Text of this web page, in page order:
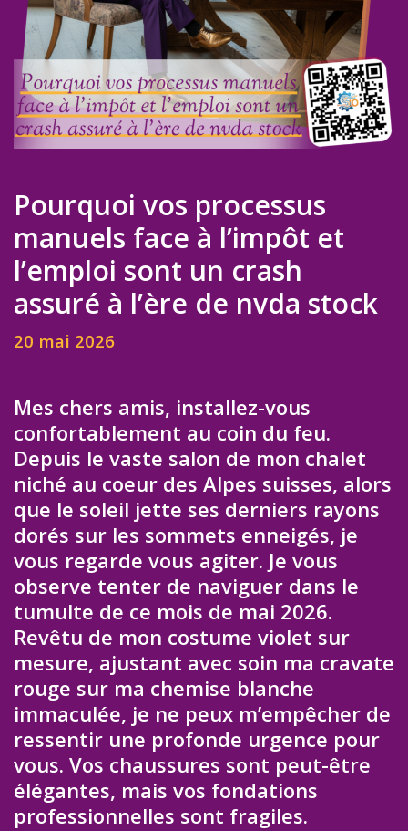
Pourquoi vos processus
manuels face à l’impôt et
l’emploi sont un crash
assuré à l’ère de nvda stock
20 mai 2026
Mes chers amis, installez-vous
confortablement au coin du feu.
Depuis le vaste salon de mon chalet
niché au coeur des Alpes suisses, alors
que le soleil jette ses derniers rayons
dorés sur les sommets enneigés, je
vous regarde vous agiter. Je vous
observe tenter de naviguer dans le
tumulte de ce mois de mai 2026.
Revêtu de mon costume violet sur
mesure, ajustant avec soin ma cravate
rouge sur ma chemise blanche
immaculée, je ne peux m’empêcher de
ressentir une profonde urgence pour
vous. Vos chaussures sont peut-être
élégantes, mais vos fondations
professionnelles sont fragiles.